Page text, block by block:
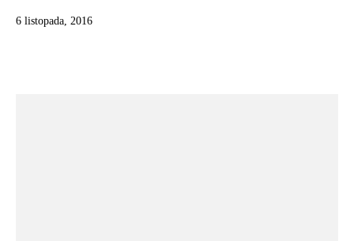
6 listopada, 2016